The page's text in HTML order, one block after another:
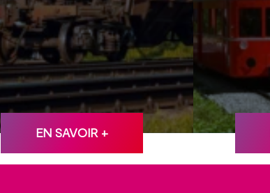
EN SAVOIR +